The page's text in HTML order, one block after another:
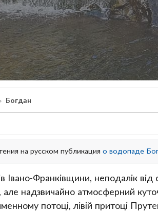
Богдан
на русском публикация о водопаде
Івано-Франківщини, неподалік
надзвичайно атмосферний
потоці, лівій притоці